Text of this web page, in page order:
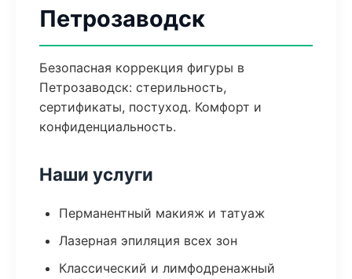
Петрозаводск
Безопасная коррекция фигуры в
Петрозаводск: стерильность,
сертификаты, постуход. Комфорт и
конфиденциальность.
Наши услуги
Перманентный макияж и татуаж
Лазерная эпиляция всех зон
Классический и лимфодренажный